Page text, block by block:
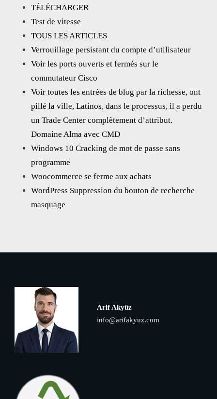
TÉLÉCHARGER
Test de vitesse
TOUS LES ARTICLES
Verrouillage persistant du compte d’utilisateur
Voir les ports ouverts et fermés sur le
commutateur Cisco
Voir toutes les entrées de blog par la richesse, ont
pillé la ville, Latinos, dans le processus, il a perdu
un Trade Center complètement d’attribut.
Domaine Alma avec CMD
Windows 10 Cracking de mot de passe sans
programme
Woocommerce se ferme aux achats
WordPress Suppression du bouton de recherche
masquage
Arif Akyüz
info@arifakyuz.com